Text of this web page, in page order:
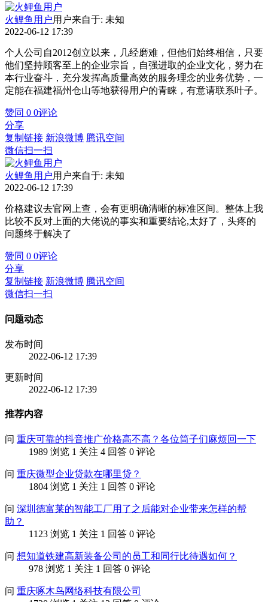
火鲤鱼用户用户来自于: 未知
2022-06-12 17:39
个人公司自2012创立以来，几经磨难，但他们始终相信，只要
他们坚持顾客至上的企业宗旨，自强进取的企业文化，努力在
本行业奋斗，充分发挥高质量高效的服务理念的业务优势，一
定能在福建福州仓山等地获得用户的青睐，有意请联系叶子。
赞同 0 0评论
分享
复制链接 新浪微博 腾讯空间
微信扫一扫
火鲤鱼用户用户来自于: 未知
2022-06-12 17:39
价格建议去官网上查，会有更明确清晰的标准区间。整体上我
比较不反对上面的大佬说的事实和重要结论,太好了，头疼的
问题终于解决了
赞同 0 0评论
分享
复制链接 新浪微博 腾讯空间
微信扫一扫
问题动态
发布时间
2022-06-12 17:39
更新时间
2022-06-12 17:39
推荐内容
问 重庆可靠的抖音推广价格高不高？各位筒子们麻烦回一下
1989 浏览 1 关注 4 回答 0 评论
问 重庆微型企业贷款在哪里贷？
1804 浏览 1 关注 1 回答 0 评论
问 深圳德富莱的智能工厂用了之后能对企业带来怎样的帮
助？
1123 浏览 1 关注 1 回答 0 评论
问 想知道铁建高新装备公司的员工和同行比待遇如何？
978 浏览 1 关注 1 回答 0 评论
问 重庆啄木鸟网络科技有限公司